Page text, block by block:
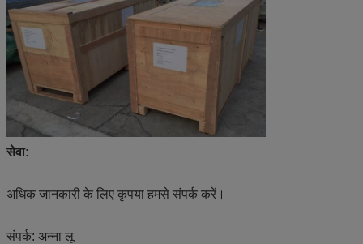
सेवा:
अधिक जानकारी के लिए कृपया हमसे संपर्क करें।
संपर्क: अन्ना लू